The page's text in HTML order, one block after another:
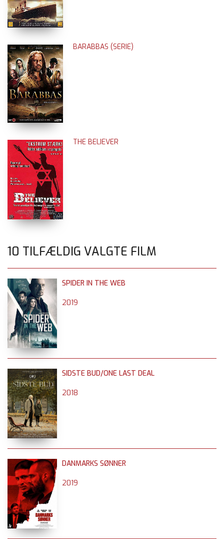
BARABBAS (SERIE)
THE BELIEVER
10 TILFÆLDIG VALGTE FILM
SPIDER IN THE WEB
2019
SIDSTE BUD/ONE LAST DEAL
2018
DANMARKS SØNNER
2019